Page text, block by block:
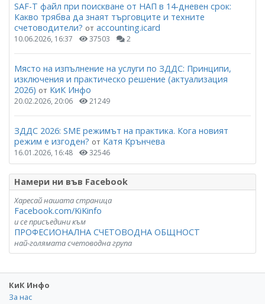
SAF-T файл при поискване от НАП в 14-дневен срок:
Какво трябва да знаят търговците и техните
счетоводители? от accounting.icard
10.06.2026, 16:37 37503 2
Място на изпълнение на услуги по ЗДДС: Принципи,
изключения и практическо решение (актуализация
2026) от КиК Инфо
20.02.2026, 20:06 21249
ЗДДС 2026: SME режимът на практика. Кога новият
режим е изгоден? от Катя Крънчева
16.01.2026, 16:48 32546
Намери ни във Facebook
Харесай нашата страница
Facebook.com/KiKinfo
и се присъедини към
ПРОФЕСИОНАЛНА СЧЕТОВОДНА ОБЩНОСТ
най-голямата счетоводна група
КиК Инфо
За нас